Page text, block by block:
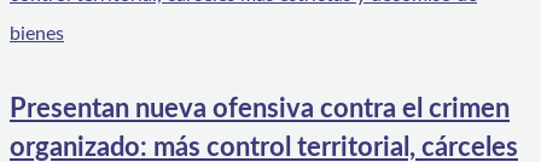
Presentan nueva ofensiva contra el crimen
organizado: más control territorial, cárceles